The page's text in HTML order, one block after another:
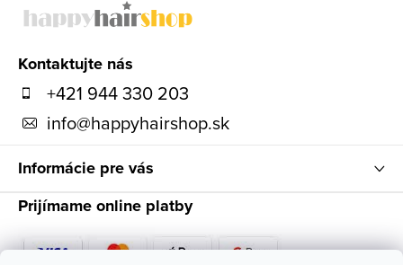
Kontaktujte nás
+421 944 330 203
info@happyhairshop.sk
Informácie pre vás
Prijímame online platby